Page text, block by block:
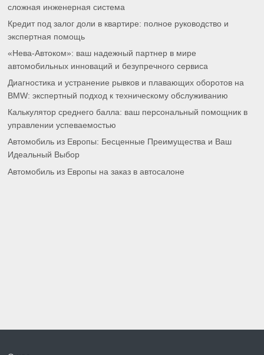
сложная инженерная система
Кредит под залог доли в квартире: полное руководство и
экспертная помощь
«Нева-Автоком»: ваш надежный партнер в мире
автомобильных инноваций и безупречного сервиса
Диагностика и устранение рывков и плавающих оборотов на
BMW: экспертный подход к техническому обслуживанию
Калькулятор среднего балла: ваш персональный помощник в
управлении успеваемостью
Автомобиль из Европы: Бесценные Преимущества и Ваш
Идеальный Выбор
Автомобиль из Европы на заказ в автосалоне